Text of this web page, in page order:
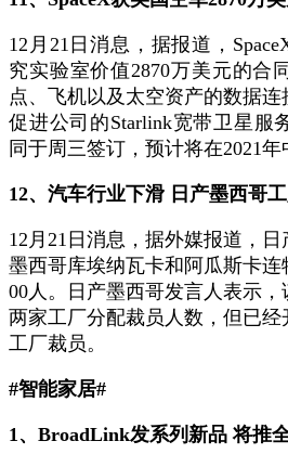
12月21日消息，据报道，
究实验室价值2870万美元的合
点、飞机以及太空资产的数据
促进公司的Starlink宽带卫星服
同于周三签订，预计将在2021年
12、汽车行业下滑 日产墨西哥
12月21日消息，据外媒报道，
墨西哥库埃纳瓦卡和阿瓜斯卡
00人。日产墨西哥发言人表示
两家工厂分配裁员人数，但已
工厂裁员。
#智能家居#
1、BroadLink发系列新品 将推